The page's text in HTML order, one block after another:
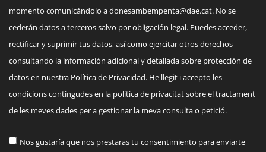
momento comunicándolo adonesambempenta@dae.cat. No se
cederán datos a terceros salvo por obligación legal. Puedes acceder,
rectificar y suprimir tus datos, así como ejercitar otros derechos
consultando la información adicional y detallada sobre protección de
datos en nuestra Política de Privacidad. He llegit i accepto les
condicions contingudes en la política de privacitat sobre el tractament
de les meves dades per a gestionar la meva consulta o petició.
Nos gustaría que nos prestaras tu consentimiento para enviarte